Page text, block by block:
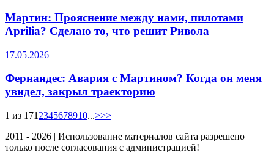
Мартин: Прояснение между нами, пилотами
Aprilia? Сделаю то, что решит Ривола
17.05.2026
Фернандес: Авария с Мартином? Когда он меня
увидел, закрыл траекторию
1 из 171 2345678910...>>>
2011 - 2026 | Использование материалов сайта разрешено
только после согласования с администрацией!